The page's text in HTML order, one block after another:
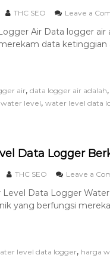
THC SEO Leave a
Air Data logger air
data ketinggian
air, data logger air adalah,
level, water level data
Data Logger
THC SEO Leave a
Data Logger
yang berfungsi
level data logger, harga